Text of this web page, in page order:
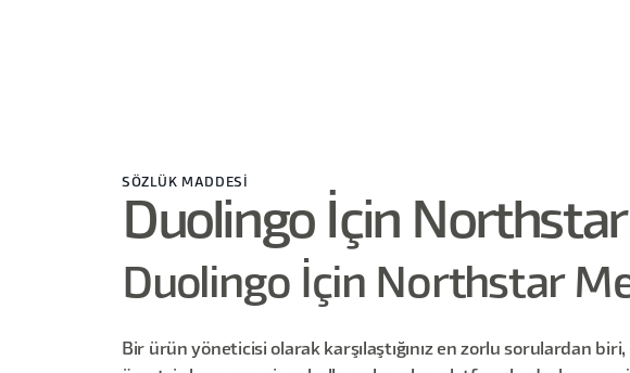
SÖZLÜK MADDESİ
Duolingo İçin
Duolingo İçin Northstar
Bir ürün yöneticisi olarak karşılaştığınız en zorlu sorulardan